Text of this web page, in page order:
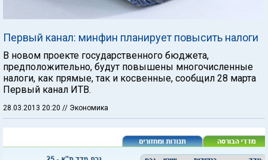
Первый канал: минфин планирует повысить налоги
В новом проекте государственного бюджета,
предположительно, будут повышены многочисленные
налоги, как прямые, так и косвенные, сообщил 28 марта
Первый канал ИТВ.
28.03.2013 20:20 // Экономика